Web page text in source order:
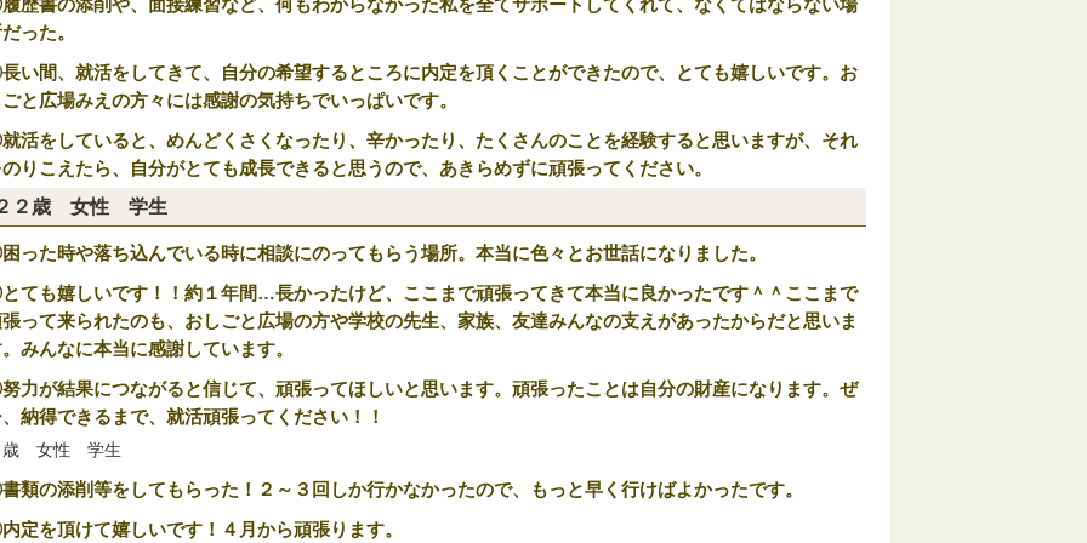
歴書の添削や、面接練習など、何もわからなかった私を全てサポートしてくれて、なくてはならない場
った。
い間、就活をしてきて、自分の希望するところに内定を頂くことができたので、とても嬉しいです。お
と広場みえの方々には感謝の気持ちでいっぱいです。
活をしていると、めんどくさくなったり、辛かったり、たくさんのことを経験すると思いますが、それ
りこえたら、自分がとても成長できると思うので、あきらめずに頑張ってください。
２歳 女性 学生
った時や落ち込んでいる時に相談にのってもらう場所。本当に色々とお世話になりました。
ても嬉しいです！！約１年間…長かったけど、ここまで頑張ってきて本当に良かったです＾＾ここまで
って来られたのも、おしごと広場の方や学校の先生、家族、友達みんなの支えがあったからだと思いま
みんなに本当に感謝しています。
力が結果につながると信じて、頑張ってほしいと思います。頑張ったことは自分の財産になります。ぜ
納得できるまで、就活頑張ってください！！
歳 女性 学生
類の添削等をしてもらった！２～３回しか行かなかったので、もっと早く行けばよかったです。
定を頂けて嬉しいです！４月から頑張ります。